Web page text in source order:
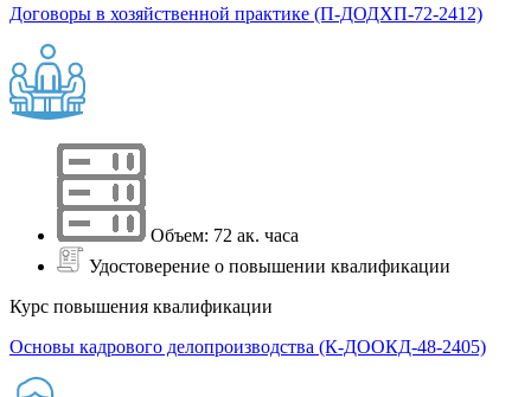
Договоры в хозяйственной практике (П-ДОДХП-72-2412)
Объем: 72 ак. часа
Удостоверение о повышении квалификации
Курс повышения квалификации
Основы кадрового делопроизводства (К-ДООКД-48-2405)